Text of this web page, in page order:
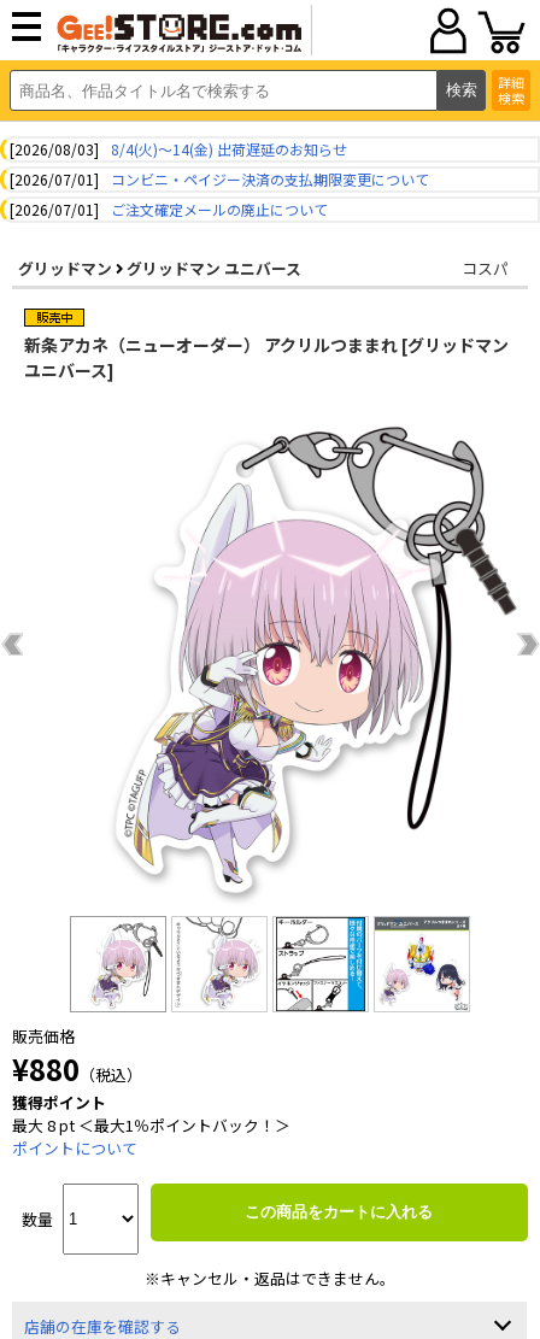
詳細
検索
[2026/08/03]
8/4(火)～14(金) 出荷遅延のお知らせ
[2026/07/01]
コンビニ・ペイジー決済の支払期限変更について
[2026/07/01]
ご注文確定メールの廃止について
グリッドマン グリッドマン ユニバース コスパ
新条アカネ（ニューオーダー） アクリルつままれ [グリッドマン
ユニバース]
販売価格
¥880 （税込）
獲得ポイント
最大 8 pt ＜最大1％ポイントバック！＞
ポイントについて
数量 この商品をカートに入れる
※キャンセル・返品はできません。
店舗の在庫を確認する